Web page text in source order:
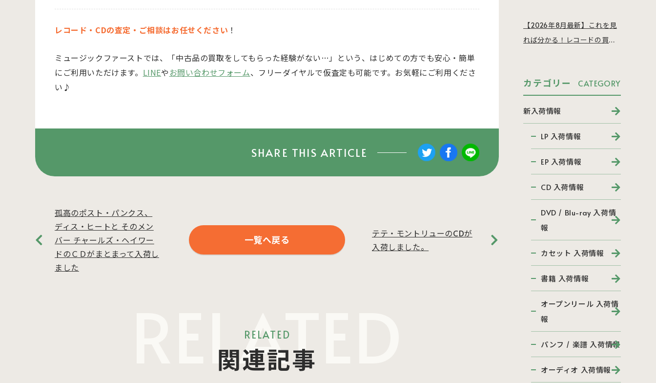
レコード・CDの査定・ご相談はお任せください ！
ミュージックファーストでは、「中古品の買取をしてもらった経験がない…」という、はじめての方でも安心・簡単
にご利用いただけます。 LINEやお問い合わせフォーム、フリーダイヤルで仮査定も可能です。お気軽にご利用くださ
い♪
SHARE THIS ARTICLE
孤高のポスト・パンクス、
ディス・ヒートと そのメン
バー チャールズ・ヘイワー
ドのＣＤがまとまって入荷し
ました
一覧へ戻る
テテ・モントリューのCDが
入荷しました。
RELATED
RELATED
関連記事
【2026年8月最新】これを見
れば分かる！レコードの買取
カテゴリー CATEGORY
新入荷情報
LP 入荷情報
EP 入荷情報
CD 入荷情報
DVD / Blu-ray 入荷情
報
カセット 入荷情報
書籍 入荷情報
オープンリール 入荷情
報
パンフ / 楽譜 入荷情報
オーディオ 入荷情報